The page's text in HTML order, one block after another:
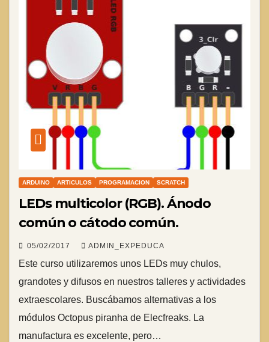
ARDUINO ARTICULOS PROGRAMACION SCRATCH
LEDs multicolor (RGB). Ánodo
común o cátodo común.
05/02/2017 ADMIN_EXPEDUCA
Este curso utilizaremos unos LEDs muy chulos,
grandotes y difusos en nuestros talleres y actividades
extraescolares. Buscábamos alternativas a los
módulos Octopus piranha de Elecfreaks. La
manufactura es excelente, pero…